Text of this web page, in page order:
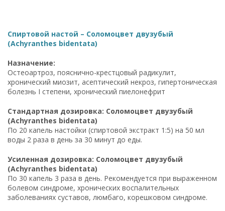
Спиртовой настой – Соломоцвет двузубый
(Achyranthes bidentata)
Назначение:
Остеоартроз, пояснично-крестцовый радикулит,
хронический миозит, асептический некроз, гипертоническая
болезнь I степени, хронический пиелонефрит
Стандартная дозировка: Соломоцвет двузубый
(Achyranthes bidentata)
По 20 капель настойки (спиртовой экстракт 1:5) на 50 мл
воды 2 раза в день за 30 минут до еды.
Усиленная дозировка: Соломоцвет двузубый
(Achyranthes bidentata)
По 30 капель 3 раза в день. Рекомендуется при выраженном
болевом синдроме, хронических воспалительных
заболеваниях суставов, люмбаго, корешковом синдроме.